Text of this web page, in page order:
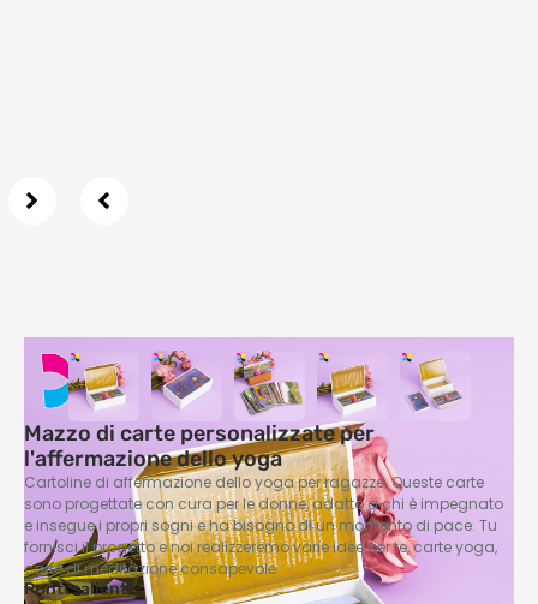
Mazzo di carte personalizzate per
l'affermazione dello yoga
Cartoline di affermazione dello yoga per ragazze. Queste carte
sono progettate con cura per le donne, adatto a chi è impegnato
e insegue i propri sogni e ha bisogno di un momento di pace. Tu
fornisci il progetto e noi realizzeremo varie idee per te, carte yoga,
carte di meditazione consapevole
Punti salienti